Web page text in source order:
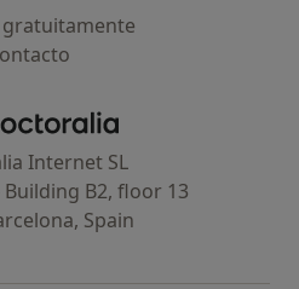
gratuitamente
Doctoralia - Homepage
Internet SL
Building B2, floor 13
Spain